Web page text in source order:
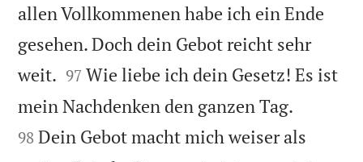
allen Vollkommenen habe ich ein Ende
gesehen. Doch dein Gebot reicht sehr
weit. 

97 Wie liebe ich dein Gesetz! Es ist
mein Nachdenken den ganzen Tag.
98 Dein Gebot macht mich weiser als